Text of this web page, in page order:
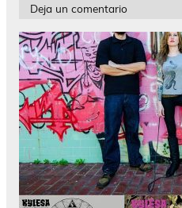
Deja un comentario